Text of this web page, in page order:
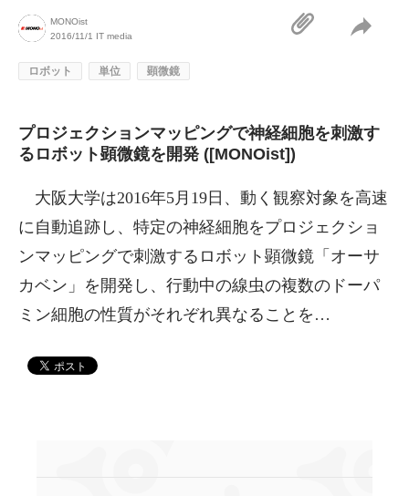
MONOist
2016/11/1 IT media
ロボット 単位 顕微鏡
プロジェクションマッピングで神経細胞を刺激す
るロボット顕微鏡を開発 ([MONOist])
大阪大学は2016年5月19日、動く観察対象を高速
に自動追跡し、特定の神経細胞をプロジェクショ
ンマッピングで刺激するロボット顕微鏡「オーサ
カベン」を開発し、行動中の線虫の複数のドーパ
ミン細胞の性質がそれぞれ異なることを…